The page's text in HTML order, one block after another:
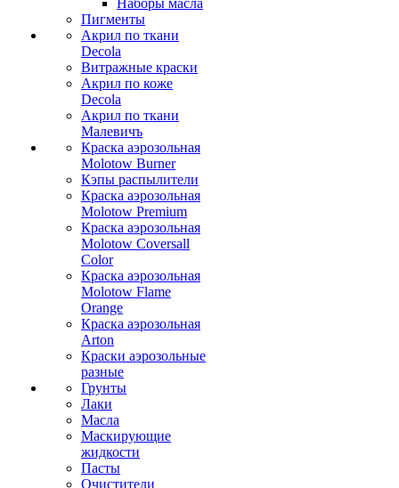
Наборы масла
Пигменты
Акрил по ткани
Decola
Витражные краски
Акрил по коже
Decola
Акрил по ткани
Малевичъ
Краска аэрозольная
Molotow Burner
Кэпы распылители
Краска аэрозольная
Molotow Premium
Краска аэрозольная
Molotow Coversall
Color
Краска аэрозольная
Molotow Flame
Orange
Краска аэрозольная
Arton
Краски аэрозольные
разные
Грунты
Лаки
Масла
Маскирующие
жидкости
Пасты
Очистители